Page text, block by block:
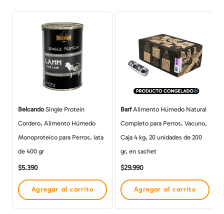
BelcandoSingle Protein
Cordero, Alimento Húmedo
Monoproteico para Perros, lata
de 400 gr
$5.390
Agregar al carrito
BarfAlimento Húmedo Natural
Completo para Perros, Vacuno,
Caja 4 kg, 20 unidades de 200
gr, en sachet
$29.990
Agregar al carrito